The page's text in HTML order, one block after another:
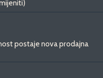
postaje nova prodajna